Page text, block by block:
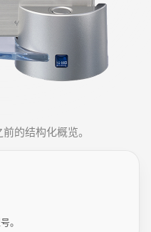
的结构化概览。
。